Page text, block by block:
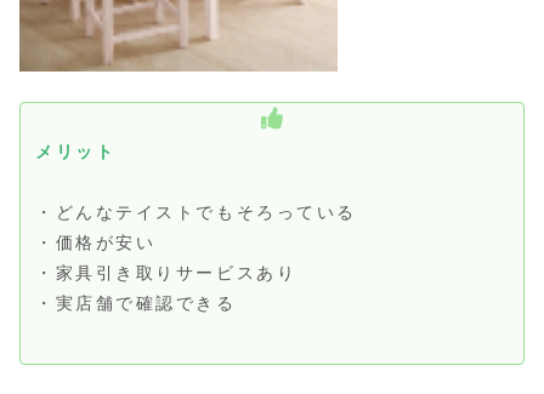
メリット
・どんなテイストでもそろっている
・価格が安い
・家具引き取りサービスあり
・実店舗で確認できる